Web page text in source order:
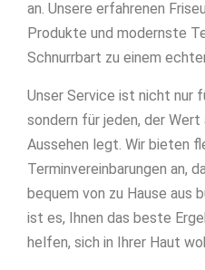
an. Unsere erfahrenen
Produkte und modernste
Schnurrbart zu einem
Unser Service ist nicht nur
sondern für jeden, der
Aussehen legt. Wir bieten
Terminvereinbarungen an,
bequem von zu Hause aus
ist es, Ihnen das beste
helfen, sich in Ihrer Haut